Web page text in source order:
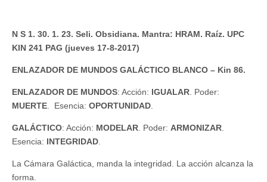
N S 1. 30. 1. 23. Seli. Obsidiana. Mantra: HRAM. Raíz. UPC
KIN 241 PAG (jueves 17-8-2017)
ENLAZADOR DE MUNDOS GALÁCTICO BLANCO – Kin 86.
ENLAZADOR DE MUNDOS: Acción: IGUALAR. Poder:
MUERTE. Esencia: OPORTUNIDAD.
GALÁCTICO: Acción: MODELAR. Poder: ARMONIZAR.
Esencia: INTEGRIDAD.
La Cámara Galáctica, manda la integridad. La acción alcanza la
forma.